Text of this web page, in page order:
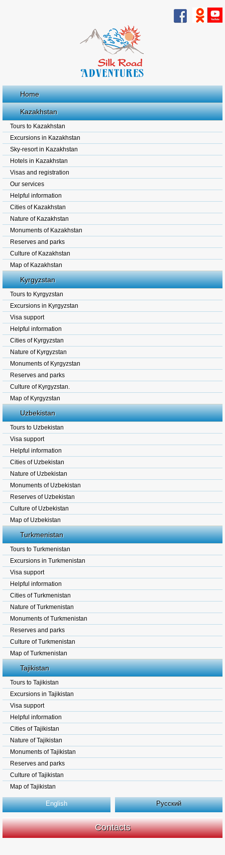
Home
Kazakhstan
Tours to Kazakhstan
Excursions in Kazakhstan
Sky-resort in Kazakhstan
Hotels in Kazakhstan
Visas and registration
Our services
Helpful information
Cities of Kazakhstan
Nature of Kazakhstan
Monuments of Kazakhstan
Reserves and parks
Culture of Kazakhstan
Map of Kazakhstan
Kyrgyzstan
Tours to Kyrgyzstan
Excursions in Kyrgyzstan
Visa support
Helpful information
Cities of Kyrgyzstan
Nature of Kyrgyzstan
Monuments of Kyrgyzstan
Reserves and parks
Culture of Kyrgyzstan.
Map of Kyrgyzstan
Uzbekistan
Tours to Uzbekistan
Visa support
Helpful information
Cities of Uzbekistan
Nature of Uzbekistan
Monuments of Uzbekistan
Reserves of Uzbekistan
Culture of Uzbekistan
Map of Uzbekistan
Turkmenistan
Tours to Turkmenistan
Excursions in Turkmenistan
Visa support
Helpful information
Cities of Turkmenistan
Nature of Turkmenistan
Monuments of Turkmenistan
Reserves and parks
Culture of Turkmenistan
Map of Turkmenistan
Tajikistan
Tours to Tajikistan
Excursions in Tajikistan
Visa support
Helpful information
Cities of Tajikistan
Nature of Tajikistan
Monuments of Tajikistan
Reserves and parks
Culture of Tajikistan
Map of Tajikistan
English Русский
Contacts